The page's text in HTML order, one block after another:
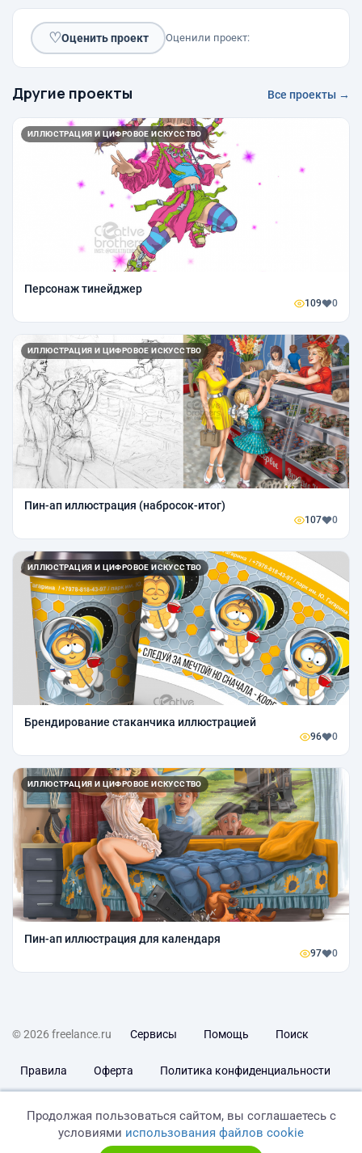
♡Оценить проект Оценили проект:
Другие проекты Все проекты →
ИЛЛЮСТРАЦИЯ И ЦИФРОВОЕ ИСКУССТВО
Персонаж тинейджер
109 0
ИЛЛЮСТРАЦИЯ И ЦИФРОВОЕ ИСКУССТВО
Пин-ап иллюстрация (набросок-итог)
107 0
ИЛЛЮСТРАЦИЯ И ЦИФРОВОЕ ИСКУССТВО
Брендирование стаканчика иллюстрацией
96 0
ИЛЛЮСТРАЦИЯ И ЦИФРОВОЕ ИСКУССТВО
Пин-ап иллюстрация для календаря
97 0
© 2026 freelance.ru Сервисы Помощь Поиск
Правила Оферта Политика конфиденциальности
Продолжая пользоваться сайтом, вы соглашаетесь с
условиями использования файлов cookie